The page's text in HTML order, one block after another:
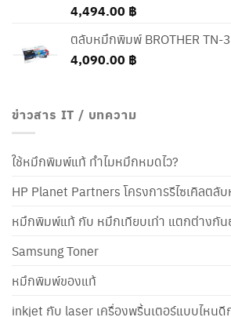
4,494.00 ฿
ตลับหมึกพิมพ์ BROTHER TN-
4,090.00 ฿
ข่าวสาร IT / บทความ
ใช้หมึกพิมพ์แท้ ทำไมหมึกหมดไว?
HP Planet Partners โครงการรีไซเคิลตลั
หมึกพิมพ์แท้ กับ หมึกเทียบเท่า แตกต่างกัน
Samsung Toner
หมึกพิมพ์ของแท้
inkjet กับ laser เครื่องพริ้นเตอร์แบบไหนดี